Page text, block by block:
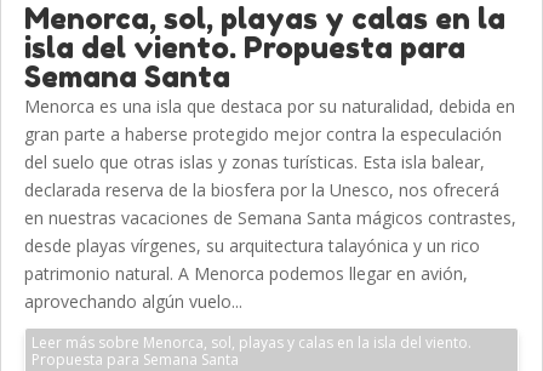
Menorca, sol, playas y calas en la
isla del viento. Propuesta para
Semana Santa
Menorca es una isla que destaca por su naturalidad, debida en
gran parte a haberse protegido mejor contra la especulación
del suelo que otras islas y zonas turísticas. Esta isla balear,
declarada reserva de la biosfera por la Unesco, nos ofrecerá
en nuestras vacaciones de Semana Santa mágicos contrastes,
desde playas vírgenes, su arquitectura talayónica y un rico
patrimonio natural. A Menorca podemos llegar en avión,
aprovechando algún vuelo...
Leer más sobre Menorca, sol, playas y calas en la isla del viento.
Propuesta para Semana Santa